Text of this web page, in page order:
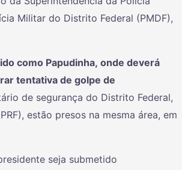
Militar do Distrito Federal (PMDF),
como Papudinha, onde deverá
tentativa de golpe de
de segurança do Distrito Federal,
estão presos na mesma área, em
seja submetido